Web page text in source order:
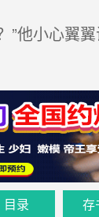
他小心翼翼
目录 存